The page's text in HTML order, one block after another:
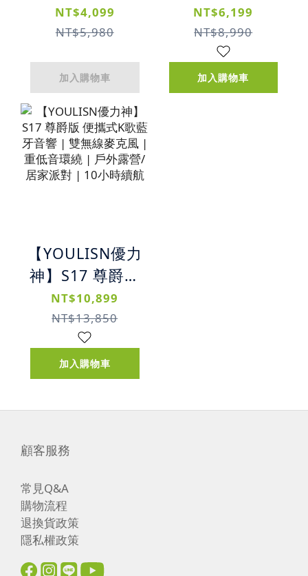
響 | 便攜K歌藍
牙音響 | 單麥克
NT$4,099
NT$5,980
加入購物車
艦版K歌藍牙音
響｜震撼音效 |
一鍵消人聲 | 露
營音箱 | 擴音器
推薦
NT$6,199
NT$8,990
加入購物車
【YOULISN優力
神】S17 尊爵版
便攜式K歌藍牙
音響 | 雙無線麥
克風 | 重低音環
繞 | 戶外露營/
居家派對 | 10小
時續航
NT$10,899
NT$13,850
加入購物車
顧客服務
常見Q&A
購物流程
退換貨政策
隱私權政策